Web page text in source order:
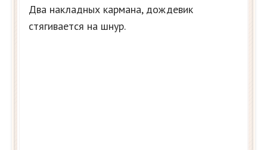
Два накладных кармана, дождевик
стягивается на шнур.